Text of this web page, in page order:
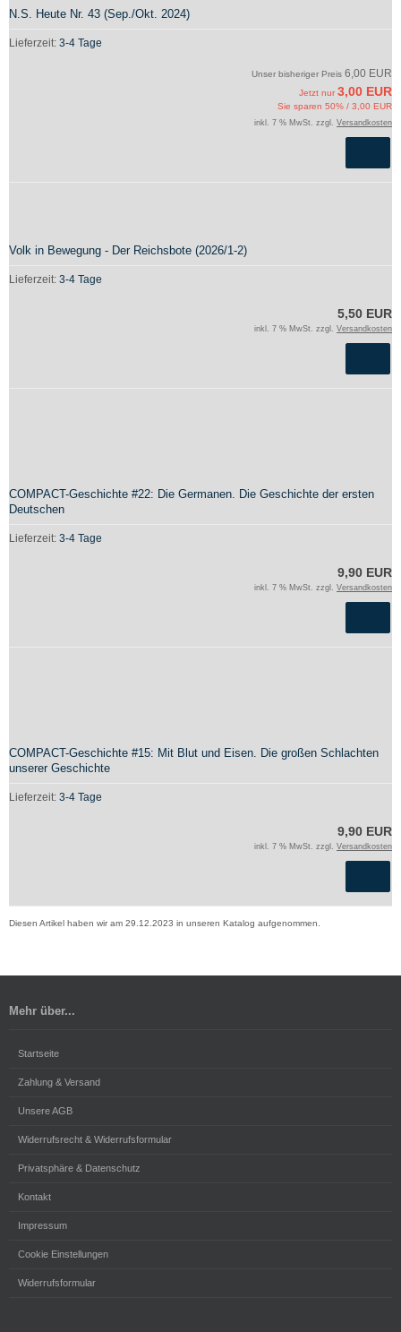
N.S. Heute Nr. 43 (Sep./Okt. 2024)
Lieferzeit: 3-4 Tage
Unser bisheriger Preis 6,00 EUR
Jetzt nur 3,00 EUR
Sie sparen 50% / 3,00 EUR
inkl. 7 % MwSt. zzgl. Versandkosten
Volk in Bewegung - Der Reichsbote (2026/1-2)
Lieferzeit: 3-4 Tage
5,50 EUR
inkl. 7 % MwSt. zzgl. Versandkosten
COMPACT-Geschichte #22: Die Germanen. Die Geschichte der ersten
Deutschen
Lieferzeit: 3-4 Tage
9,90 EUR
inkl. 7 % MwSt. zzgl. Versandkosten
COMPACT-Geschichte #15: Mit Blut und Eisen. Die großen Schlachten
unserer Geschichte
Lieferzeit: 3-4 Tage
9,90 EUR
inkl. 7 % MwSt. zzgl. Versandkosten
Diesen Artikel haben wir am 29.12.2023 in unseren Katalog aufgenommen.
Mehr über...
Startseite
Zahlung & Versand
Unsere AGB
Widerrufsrecht & Widerrufsformular
Privatsphäre & Datenschutz
Kontakt
Impressum
Cookie Einstellungen
Widerrufsformular